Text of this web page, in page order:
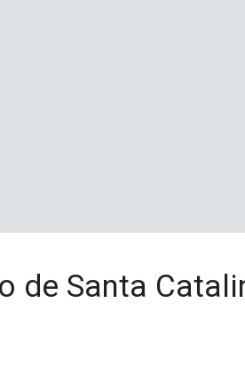
de Santa